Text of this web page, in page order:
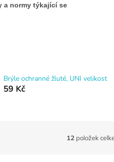
a normy týkající se
Brýle ochranné žluté, UNI velikost
59 Kč
12 položek